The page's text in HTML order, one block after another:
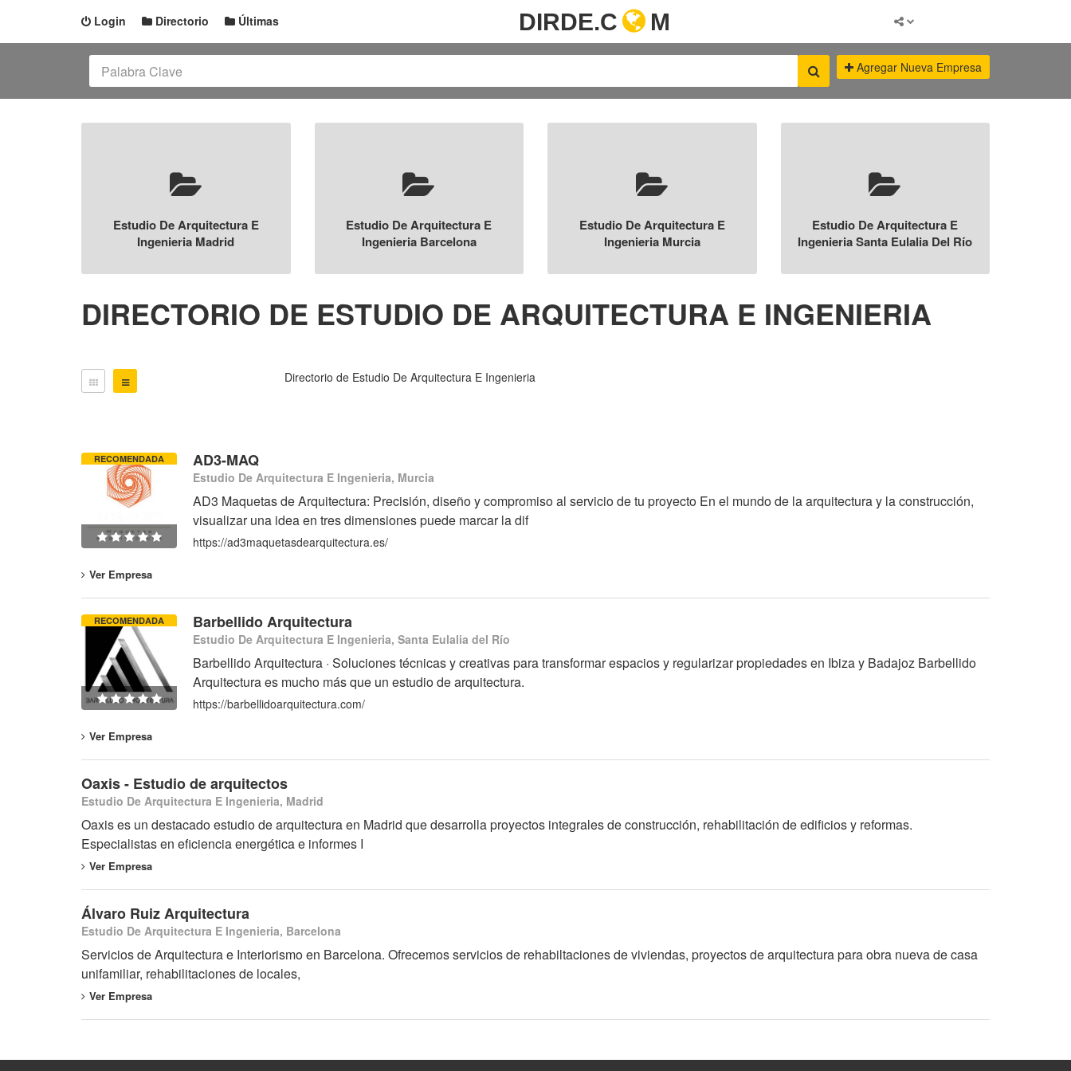
Login Directorio Últimas DIRDE.C M
Agregar Nueva Empresa
Estudio De Arquitectura E
Ingenieria Madrid
Estudio De Arquitectura E
Ingenieria Barcelona
Estudio De Arquitectura E
Ingenieria Murcia
Estudio De Arquitectura E
Ingenieria Santa Eulalia Del Río
DIRECTORIO DE ESTUDIO DE ARQUITECTURA E INGENIERIA
Directorio de Estudio De Arquitectura E Ingenieria
RECOMENDADA AD3-MAQ
Estudio De Arquitectura E Ingenieria, Murcia
AD3 Maquetas de Arquitectura: Precisión, diseño y compromiso al servicio de tu proyecto En el mundo de la arquitectura y la construcción,
visualizar una idea en tres dimensiones puede marcar la dif
https://ad3maquetasdearquitectura.es/
Ver Empresa
RECOMENDADA Barbellido Arquitectura
Estudio De Arquitectura E Ingenieria, Santa Eulalia del Río
Barbellido Arquitectura · Soluciones técnicas y creativas para transformar espacios y regularizar propiedades en Ibiza y Badajoz Barbellido
Arquitectura es mucho más que un estudio de arquitectura.
https://barbellidoarquitectura.com/
Ver Empresa
Oaxis - Estudio de arquitectos
Estudio De Arquitectura E Ingenieria, Madrid
Oaxis es un destacado estudio de arquitectura en Madrid que desarrolla proyectos integrales de construcción, rehabilitación de edificios y reformas.
Especialistas en eficiencia energética e informes I
Ver Empresa
Álvaro Ruiz Arquitectura
Estudio De Arquitectura E Ingenieria, Barcelona
Servicios de Arquitectura e Interiorismo en Barcelona. Ofrecemos servicios de rehabiltaciones de viviendas, proyectos de arquitectura para obra nueva de casa
unifamiliar, rehabilitaciones de locales,
Ver Empresa